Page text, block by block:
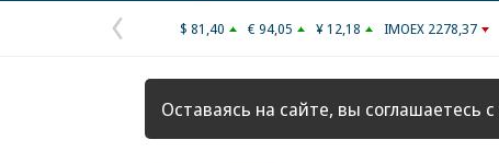
Предыдущая
страница
$ 81,40 € 94,05 ¥ 12,18 IMOEX 2278,37
Оставаясь на сайте, вы соглашаетесь с